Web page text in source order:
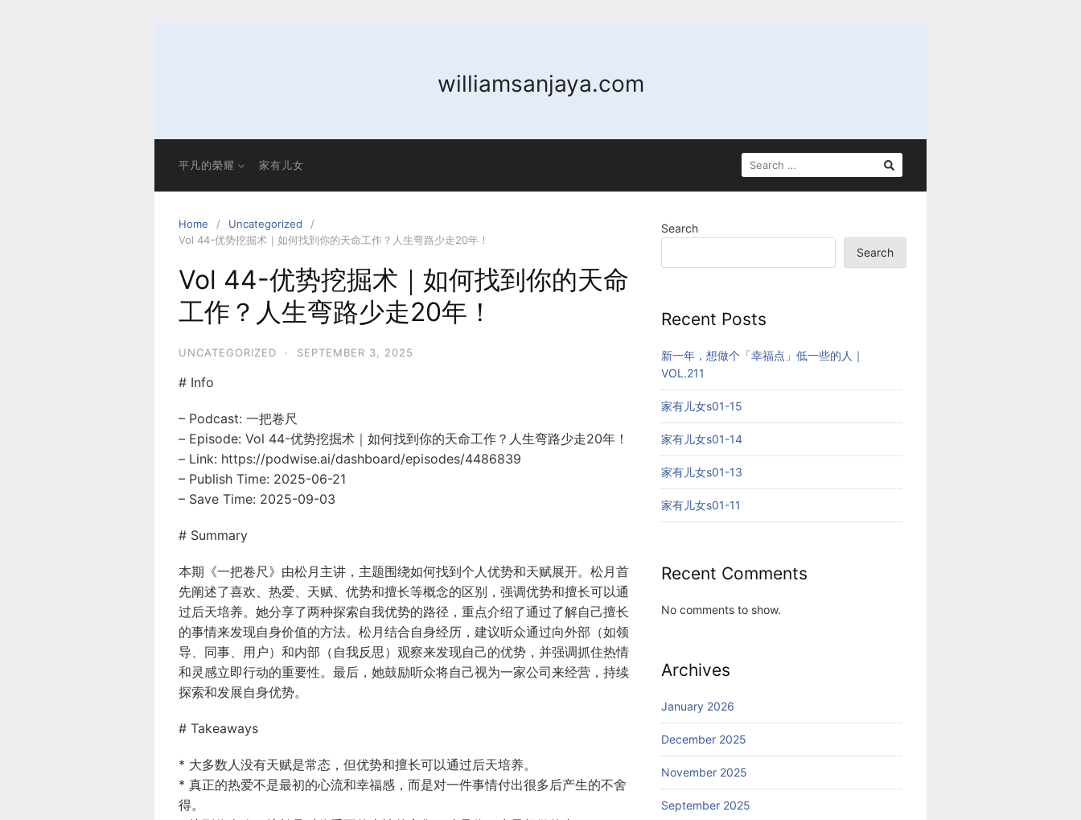
williamsanjaya.com
平凡的榮耀 家有儿女
SEARCH
FOR:
Home
Uncategorized
Vol 44-优势挖掘术｜如何找到你的天命工作？人生弯路少走20年！
Vol 44-优势挖掘术｜如何找到你的天命
工作？人生弯路少走20年！
UNCATEGORIZED · SEPTEMBER 3, 2025
# Info
– Podcast: 一把卷尺
– Episode: Vol 44-优势挖掘术｜如何找到你的天命工作？人生弯路少走20年！
– Link: https://podwise.ai/dashboard/episodes/4486839
– Publish Time: 2025-06-21
– Save Time: 2025-09-03
# Summary
本期《一把卷尺》由松月主讲，主题围绕如何找到个人优势和天赋展开。松月首
先阐述了喜欢、热爱、天赋、优势和擅长等概念的区别，强调优势和擅长可以通
过后天培养。她分享了两种探索自我优势的路径，重点介绍了通过了解自己擅长
的事情来发现自身价值的方法。松月结合自身经历，建议听众通过向外部（如领
导、同事、用户）和内部（自我反思）观察来发现自己的优势，并强调抓住热情
和灵感立即行动的重要性。最后，她鼓励听众将自己视为一家公司来经营，持续
探索和发展自身优势。
# Takeaways
* 大多数人没有天赋是常态，但优势和擅长可以通过后天培养。
* 真正的热爱不是最初的心流和幸福感，而是对一件事情付出很多后产生的不舍
得。
Search
Search
Recent Posts
新一年，想做个「幸福点」低一些的人｜
VOL.211
家有儿女s01-15
家有儿女s01-14
家有儿女s01-13
家有儿女s01-11
Recent Comments
No comments to show.
Archives
January 2026
December 2025
November 2025
September 2025